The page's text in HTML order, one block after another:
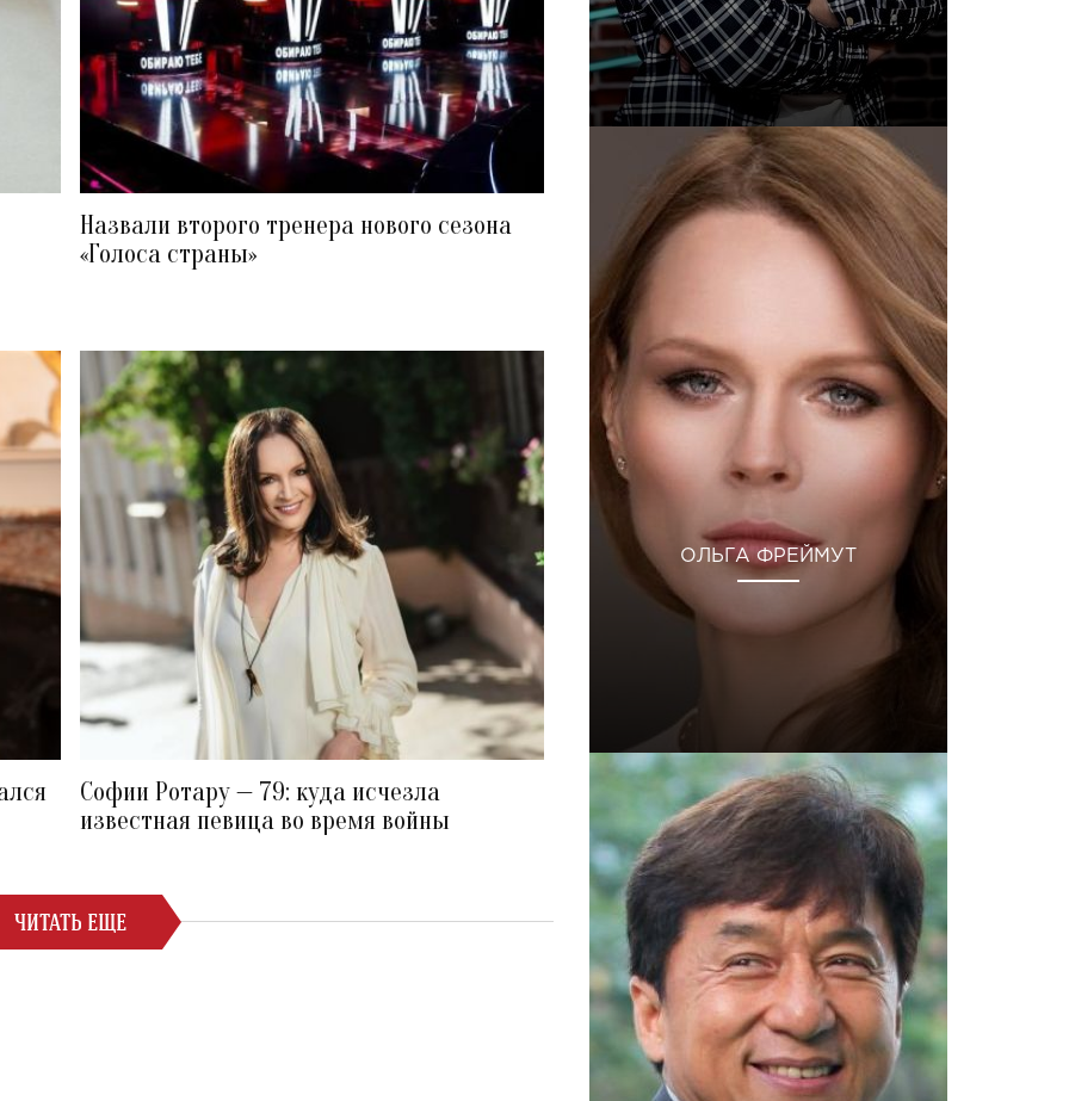
Назвали второго тренера нового сезона
«Голоса страны»
Софии Ротару — 79: куда исчезла
известная певица во время войны
ЧИТАТЬ ЕЩЕ
ОЛЬГА ФРЕЙМУТ